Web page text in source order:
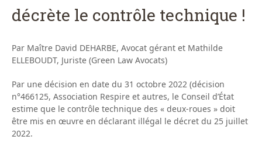
décrète le contrôle technique !
Par Maître David DEHARBE, Avocat gérant et Mathilde
ELLEBOUDT, Juriste (Green Law Avocats)
Par une décision en date du 31 octobre 2022 (décision
n°466125, Association Respire et autres, le Conseil d’État
estime que le contrôle technique des « deux-roues » doit
être mis en œuvre en déclarant illégal le décret du 25 juillet
2022.